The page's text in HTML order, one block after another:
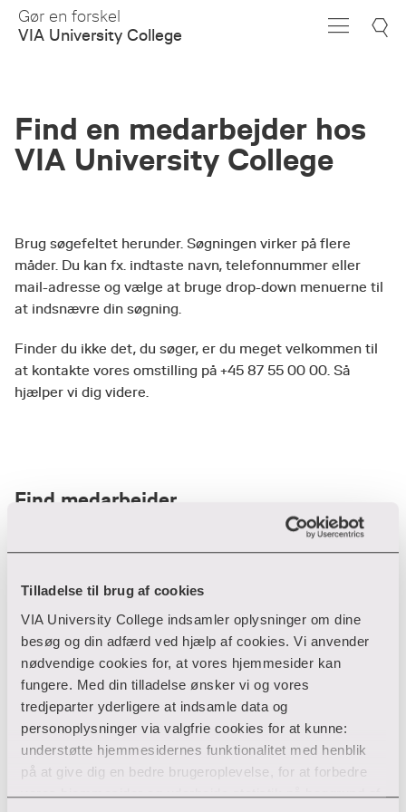
Tilladelse til brug af cookies
VIA University College indsamler oplysninger om dine
besøg og din adfærd ved hjælp af cookies. Vi anvender
nødvendige cookies for, at vores hjemmesider kan
fungere. Med din tilladelse ønsker vi og vores
tredjeparter yderligere at indsamle data og
personoplysninger via valgfrie cookies for at kunne:
understøtte hjemmesidernes funktionalitet med henblik
på at give dig en bedre brugeroplevelse, for at forbedre
vores hjemmesider og udarbejde statistik på baggrund af
Skip
Main
Gør en forskel
VIA University College
Find en medarbejder hos
VIA University College
Brug søgefeltet herunder. Søgningen virker på flere
måder. Du kan fx. indtaste navn, telefonnummer eller
mail-adresse og vælge at bruge drop-down menuerne til
at indsnævre din søgning.
Finder du ikke det, du søger, er du meget velkommen til
at kontakte vores omstilling på +45 87 55 00 00. Så
hjælper vi dig videre.
Find medarbejder
Filter
Ryd filtre
Din søgning gav desværre ikke noget resultat
Giv ikke op endnu!